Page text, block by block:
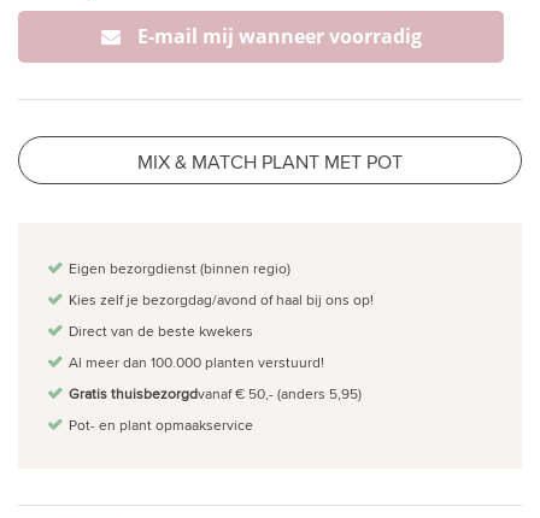
E-mail mij wanneer voorradig
MIX & MATCH PLANT MET POT
Eigen bezorgdienst (binnen regio)
Kies zelf je bezorgdag/avond of haal bij ons op!
Direct van de beste kwekers
Al meer dan 100.000 planten verstuurd!
Gratis thuisbezorgdvanaf € 50,- (anders 5,95)
Pot- en plant opmaakservice